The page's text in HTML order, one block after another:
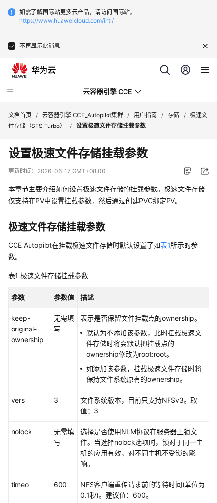
如需了解国际站更多云产品，请访问国际站。
https://www.huaweicloud.com/intl/
不再显示此消息
云容器引擎 CCE
最
动
态
服
公
产
介
计
费
速
文档首页 / 云容器引擎 CCE_Autopilot集群 / 用户指南 / 存储 / 极速文
件存储（SFS Turbo）
/ 设置极速文件存储挂载参数
设置极速文件存储挂载参数
更新时间： 2026-06-17 GMT+08:00
本章节主要介绍如何设置极速文件存储的挂载参数。极速文件存储
仅支持在PV中设置挂载参数，然后通过创建PVC绑定PV。
极速文件存储挂载参数
CCE Autopilot在挂载极速文件存储时默认设置了如表1所示的参
数。
表1 极速文件存储挂载参数
参数 参数值 描述
keep-
original-
ownership
无需填
写
表示是否保留文件挂载点的ownership。
默认为不添加该参数，此时挂载极速文
件存储时将会默认把挂载点的
ownership修改为root:root。
如添加该参数，挂载极速文件存储时将
保持文件系统原有的ownership。
vers 3
文件系统版本，目前只支持NFSv3。取
值：3
nolock
无需填
写
选择是否使用NLM协议在服务器上锁文
件。当选择nolock选项时，锁对于同一主
机的应用有效，对不同主机不受锁的影
响。
timeo 600
NFS客户端重传请求前的等待时间(单位为
0.1秒)。建议值：600。